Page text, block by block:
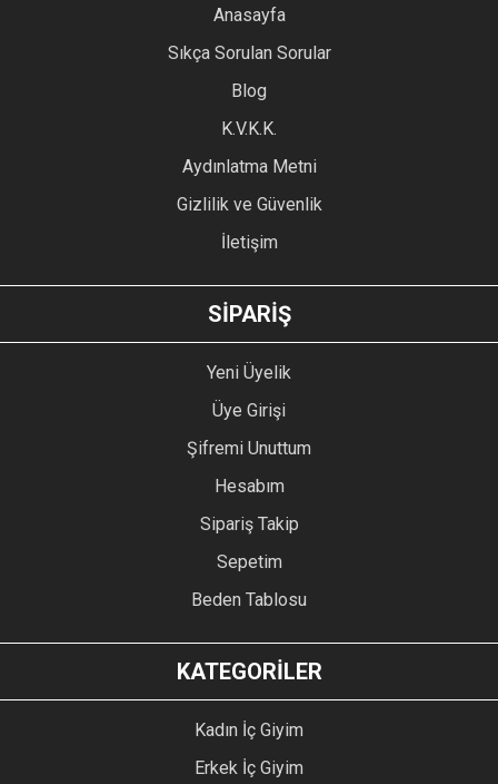
Anasayfa
Sıkça Sorulan Sorular
Blog
K.V.K.K.
Aydınlatma Metni
Gizlilik ve Güvenlik
İletişim
SİPARİŞ
Yeni Üyelik
Üye Girişi
Şifremi Unuttum
Hesabım
Sipariş Takip
Sepetim
Beden Tablosu
KATEGORİLER
Kadın İç Giyim
Erkek İç Giyim